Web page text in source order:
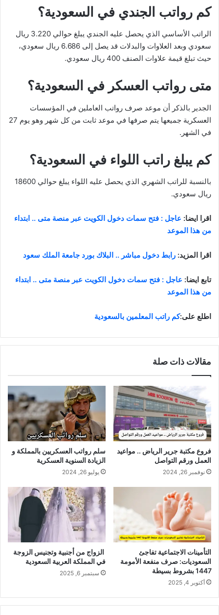
كم رواتب الجندي في السعودية؟
الراتب الأساسي الذي يحصل عليه الجندي يبلغ حوالي 3.220 ريال
سعودي وبعد العلاوات والبدلات قد يصل إلى 6.686 ريال سعودي،
حيث تبلغ قيمة علاوات الصنف 400 ريال سعودي.
متى رواتب العسكر في السعودية؟
الجدير بالذكر أن موعد صرف رواتب العاملين في المؤسسات
العسكرية جميعها يتم صرفها في موعد ثابت من كل شهر وهو يوم 27
في الشهر.
كم يبلغ راتب اللواء في السعودية؟
بالنسبة للراتب الشهري الذي يحصل عليه اللواء يبلغ حوالي 18600
ريال سعودي.
اقرا ايضا: عاجل : فتح سمات دخول الكويت عبر منصة متى .. ابتداء
من هذا الموعد
اقرا المزيد: رابط دخول مباشر .. البلاك بورد جامعة الملك سعود
تابع ايضا: عاجل : فتح سمات دخول الكويت عبر منصة متى .. ابتداء
من هذا الموعد
اطلع على:كم راتب المعلمين بالسعودية
مقالات ذات صلة
فروع مكتبة جرير الرياض .. مواعيد
العمل ورقم التواصل
نوفمبر 26, 2024
سلم رواتب العسكريين بالمملكة و
الزيادة السنوية العسكرية
يوليو 26, 2024
التأمينات الاجتماعية تفاجئ
السعوديات: صرف منفعة الأمومة
1447 بشروط بسيطة
أكتوبر 4, 2025
الزواج من أجنبية وتجنيس الزوجة
في المملكة العربية السعودية
سبتمبر 6, 2025